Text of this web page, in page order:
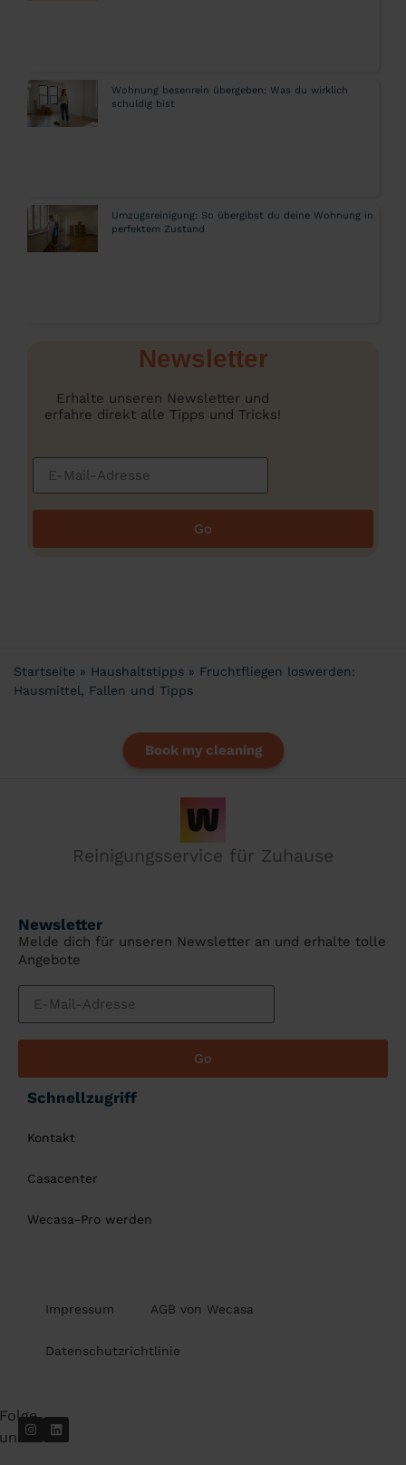
Wohnung besenrein übergeben: Was du wirklich
schuldig bist
Umzugsreinigung: So übergibst du deine Wohnung in
perfektem Zustand
Newsletter
Erhalte unseren Newsletter und
erfahre direkt alle Tipps und Tricks!
Go
Startseite » Haushaltstipps » Fruchtfliegen loswerden:
Hausmittel, Fallen und Tipps
Book my cleaning
Reinigungsservice für Zuhause
Newsletter
Melde dich für unseren Newsletter an und erhalte tolle
Angebote
Go
Schnellzugriff
Kontakt
Casacenter
Wecasa-Pro werden
Impressum AGB von Wecasa
Datenschutzrichtlinie
Folge
uns